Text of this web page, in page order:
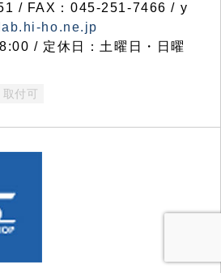
/ FAX：045-251-7466 / y
ho.ne.jp
/ 定休日：土曜日・日曜
取付可